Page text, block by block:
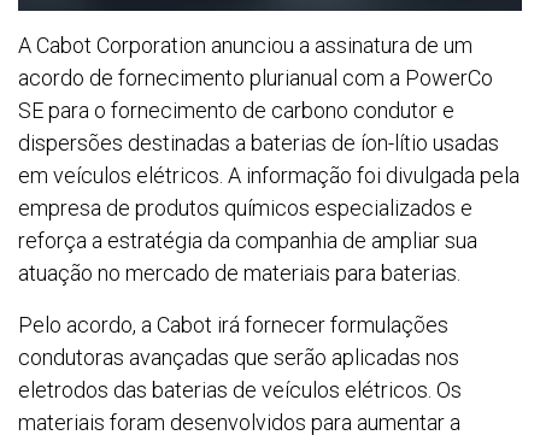
A Cabot Corporation anunciou a assinatura de um
acordo de fornecimento plurianual com a PowerCo
SE para o fornecimento de carbono condutor e
dispersões destinadas a baterias de íon-lítio usadas
em veículos elétricos. A informação foi divulgada pela
empresa de produtos químicos especializados e
reforça a estratégia da companhia de ampliar sua
atuação no mercado de materiais para baterias.
Pelo acordo, a Cabot irá fornecer formulações
condutoras avançadas que serão aplicadas nos
eletrodos das baterias de veículos elétricos. Os
materiais foram desenvolvidos para aumentar a